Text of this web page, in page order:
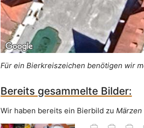
Für ein Bierkreiszeichen benötigen wir
Bereits gesammelte Bilder:
Wir haben bereits ein Bierbild zuMärzen